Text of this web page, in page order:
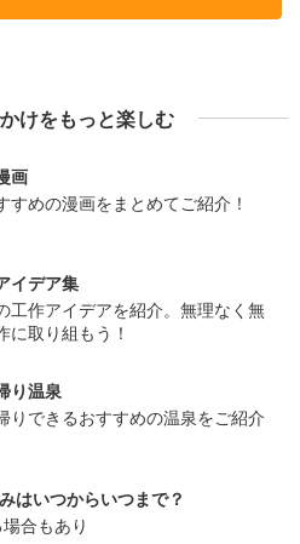
けをもっと楽しむ
画
すめの漫画をまとめてご紹介！
イデア集
工作アイデアを紹介。無理なく無
に取り組もう！
り温泉
りできるおすすめの温泉をご紹介
はいつからいつまで？
合もあり